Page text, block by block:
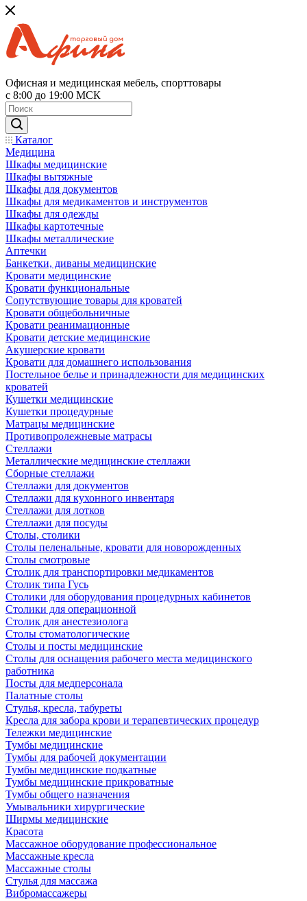
Офисная и медицинская мебель, спорттовары
с 8:00 до 19:00 МСК
Каталог
Медицина
Шкафы медицинские
Шкафы вытяжные
Шкафы для документов
Шкафы для медикаментов и инструментов
Шкафы для одежды
Шкафы картотечные
Шкафы металлические
Аптечки
Банкетки, диваны медицинские
Кровати медицинские
Кровати функциональные
Сопутствующие товары для кроватей
Кровати общебольничные
Кровати реанимационные
Кровати детские медицинские
Акушерские кровати
Кровати для домашнего использования
Постельное белье и принадлежности для медицинских
кроватей
Кушетки медицинские
Кушетки процедурные
Матрацы медицинские
Противопролежневые матрасы
Стеллажи
Металлические медицинские стеллажи
Сборные стеллажи
Стеллажи для документов
Стеллажи для кухонного инвентаря
Стеллажи для лотков
Стеллажи для посуды
Столы, столики
Столы пеленальные, кровати для новорожденных
Столы смотровые
Столик для транспортировки медикаментов
Столик типа Гусь
Столики для оборудования процедурных кабинетов
Столики для операционной
Столик для анестезиолога
Столы стоматологические
Столы и посты медицинские
Столы для оснащения рабочего места медицинского
работника
Посты для медперсонала
Палатные столы
Стулья, кресла, табуреты
Кресла для забора крови и терапевтических процедур
Тележки медицинские
Тумбы медицинские
Тумбы для рабочей документации
Тумбы медицинские подкатные
Тумбы медицинские прикроватные
Тумбы общего назначения
Умывальники хирургические
Ширмы медицинские
Красота
Массажное оборудование профессиональное
Массажные кресла
Массажные столы
Стулья для массажа
Вибромассажеры